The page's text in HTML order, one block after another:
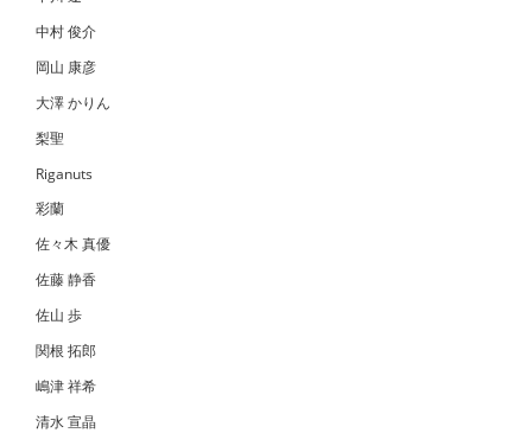
中村 俊介
岡山 康彦
大澤 かりん
梨聖
Riganuts
彩蘭
佐々木 真優
佐藤 静香
佐山 歩
関根 拓郎
嶋津 祥希
清水 宣晶